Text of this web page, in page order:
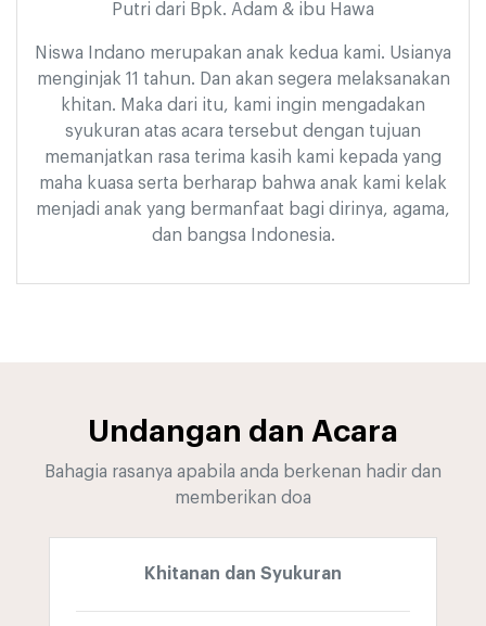
Putri dari Bpk. Adam & ibu Hawa
Niswa Indano merupakan anak kedua kami. Usianya
menginjak 11 tahun. Dan akan segera melaksanakan
khitan. Maka dari itu, kami ingin mengadakan
syukuran atas acara tersebut dengan tujuan
memanjatkan rasa terima kasih kami kepada yang
maha kuasa serta berharap bahwa anak kami kelak
menjadi anak yang bermanfaat bagi dirinya, agama,
dan bangsa Indonesia.
Undangan dan Acara
Bahagia rasanya apabila anda berkenan hadir dan
memberikan doa
Khitanan dan Syukuran